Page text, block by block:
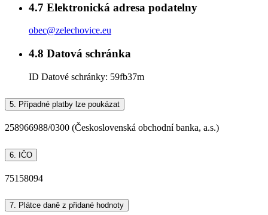
4.7 Elektronická adresa podatelny
obec@zelechovice.eu
4.8 Datová schránka
ID Datové schránky: 59fb37m
5. Případné platby lze poukázat
258966988/0300 (Československá obchodní banka, a.s.)
6. IČO
75158094
7. Plátce daně z přidané hodnoty